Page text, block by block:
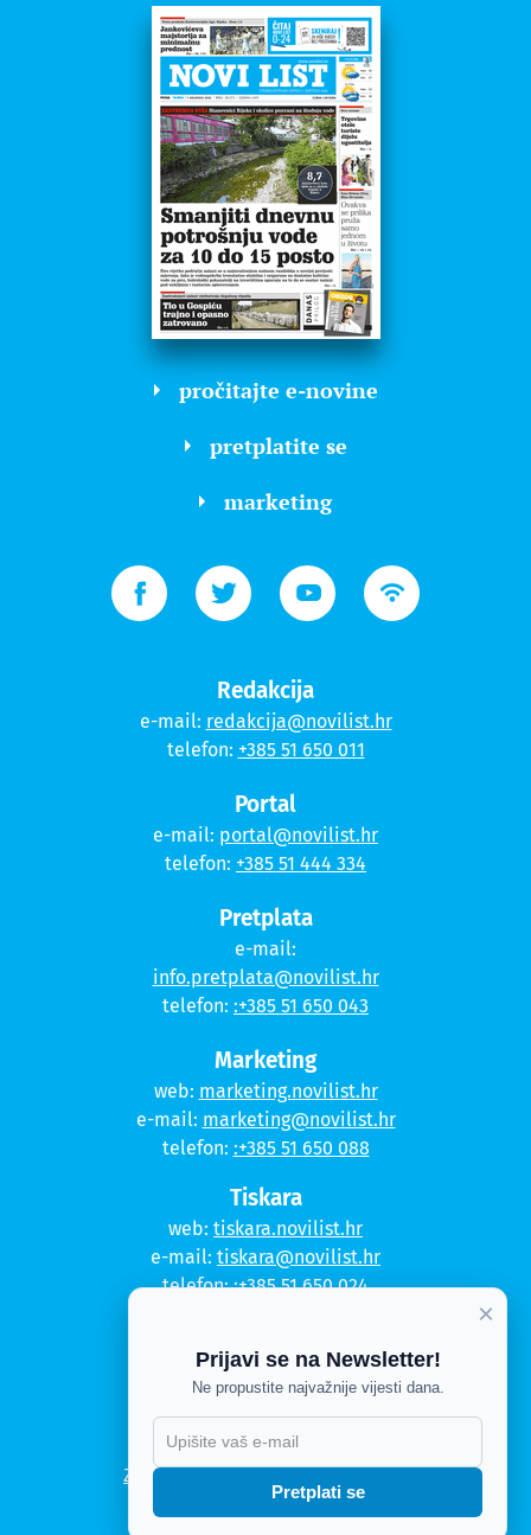
pročitajte e-novine
pretplatite se
marketing
Redakcija
e-mail: redakcija@novilist.hr
telefon: +385 51 650 011
Portal
e-mail: portal@novilist.hr
telefon: +385 51 444 334
Pretplata
e-mail:
info.pretplata@novilist.hr
telefon: :+385 51 650 043
Marketing
web: marketing.novilist.hr
e-mail: marketing@novilist.hr
telefon: :+385 51 650 088
Tiskara
web: tiskara.novilist.hr
e-mail: tiskara@novilist.hr
telefon::+385 51 650 024
Kontakt
Politika privatnosti
Politika kolačića
Zahtjev za pristup informacijama
Impressum
×
Prijavi se na Newsletter!
Ne propustite najvažnije vijesti dana.
Pretplati se